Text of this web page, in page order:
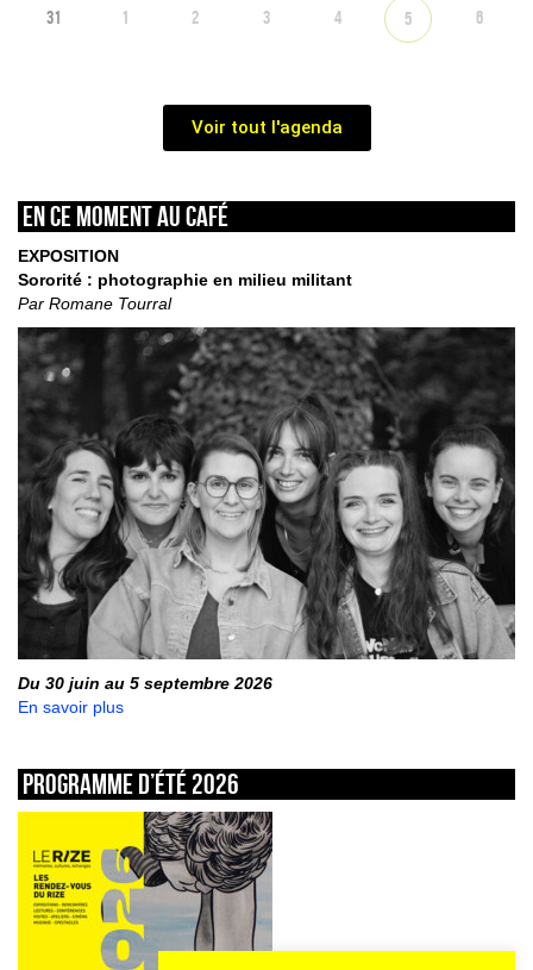
31 1 2 3 4 5 6
Voir tout l'agenda
En ce moment au café
EXPOSITION
Sororité : photographie en milieu militant
Par Romane Tourral
Du 30 juin au 5 septembre 2026
En savoir plus
Programme d’été 2026